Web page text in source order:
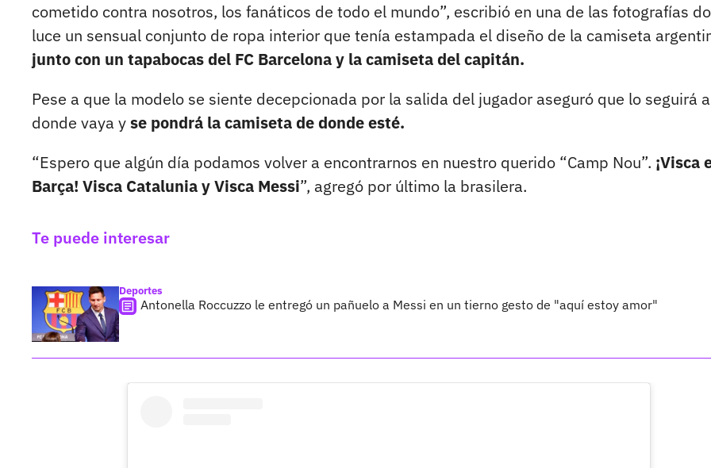
cometido contra nosotros, los fanáticos de todo el mundo”, escribió en una de las fotografías
luce un sensual conjunto de ropa interior que tenía estampada el diseño de la camiseta
junto con un tapabocas del FC Barcelona y la camiseta del capitán.
Pese a que la modelo se siente decepcionada por la salida del jugador aseguró que lo seguirá a
donde vaya yse pondrá la camiseta de donde esté.
“Espero que algún día podamos volver a encontrarnos en nuestro querido “Camp Nou”. ¡Visca
Barça! Visca Catalunia y Visca Messi”, agregó por último la brasilera.
Te puede interesar
Deportes
Antonella Roccuzzo le entregó un pañuelo a Messi en un tierno gesto de "aquí estoy amor"